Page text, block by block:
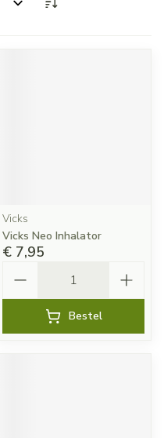
Vicks
Vicks Neo Inhalator
€ 7,95
Bestel